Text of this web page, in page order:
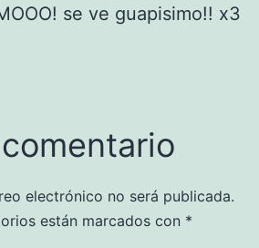
se ve guapisimo!! x3
electrónico no será publicada.
están marcados con *